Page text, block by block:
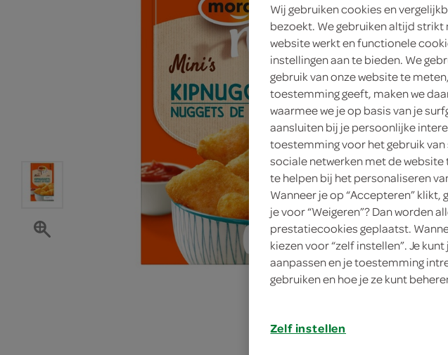
Mora
3.
252
in
Let
Wij gebruiken cookies en
bezoekt. We gebruiken altijd
website werkt en functionele
instellingen aan te bieden. We
gebruik van onze website te
toestemming geeft, maken we
waarmee we je op basis van je
aansluiten bij je persoonlijke
toestemming voor het gebruik
sociale netwerken met de
te helpen bij het personaliseren
Wanneer je op “Accepteren”
je voor “Weigeren”? Dan worden
prestatiecookies geplaatst.
kiezen voor “zelf instellen”. Je
aanpassen en je toestemming
gebruiken en hoe je ze kunt
Zelf instellen